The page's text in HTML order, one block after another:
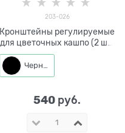
203-026
Кронштейны регулируемые
для цветочных кашпо (2 шт)
203-026
Черный
540 руб.